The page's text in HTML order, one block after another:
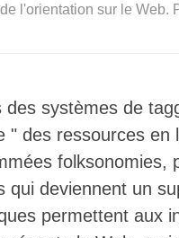
l'orientation sur le Web.
systèmes de
des ressources en
folksonomies,
deviennent un
permettent aux